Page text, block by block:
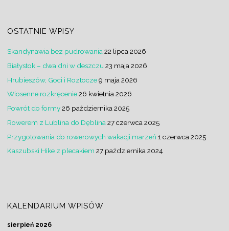
OSTATNIE WPISY
Skandynawia bez pudrowania 22 lipca 2026
Białystok – dwa dni w deszczu 23 maja 2026
Hrubieszów, Goci i Roztocze9 maja 2026
Wiosenne rozkręcenie26 kwietnia 2026
Powrót do formy26 października 2025
Rowerem z Lublina do Dęblina 27 czerwca 2025
Przygotowania do rowerowych wakacji marzeń 1 czerwca 2025
Kaszubski Hike z plecakiem 27 października 2024
KALENDARIUM WPISÓW
sierpień 2026